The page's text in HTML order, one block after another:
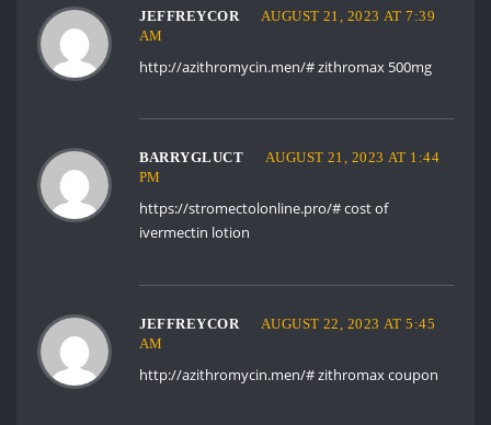
JEFFREYCOR
AUGUST 21, 2023 AT 7:39
AM
http://azithromycin.men/#zithromax 500mg
BARRYGLUCT
AUGUST 21, 2023 AT 1:44
PM
https://stromectolonline.pro/#cost of
ivermectin lotion
JEFFREYCOR
AUGUST 22, 2023 AT 5:45
AM
http://azithromycin.men/#zithromax coupon